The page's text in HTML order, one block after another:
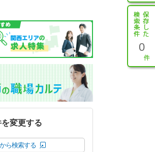
0
変更する
ら検索する